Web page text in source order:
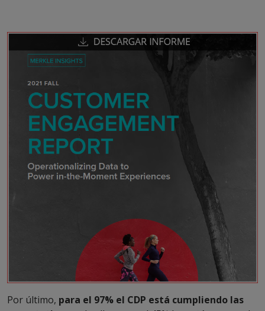
Por último, para el 97% el CDP está cumpliendo las